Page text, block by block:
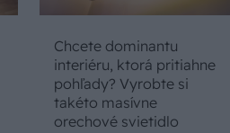
Chcete dominantu
interiéru, ktorá pritiahne
pohľady? Vyrobte si
takéto masívne
orechové svietidlo